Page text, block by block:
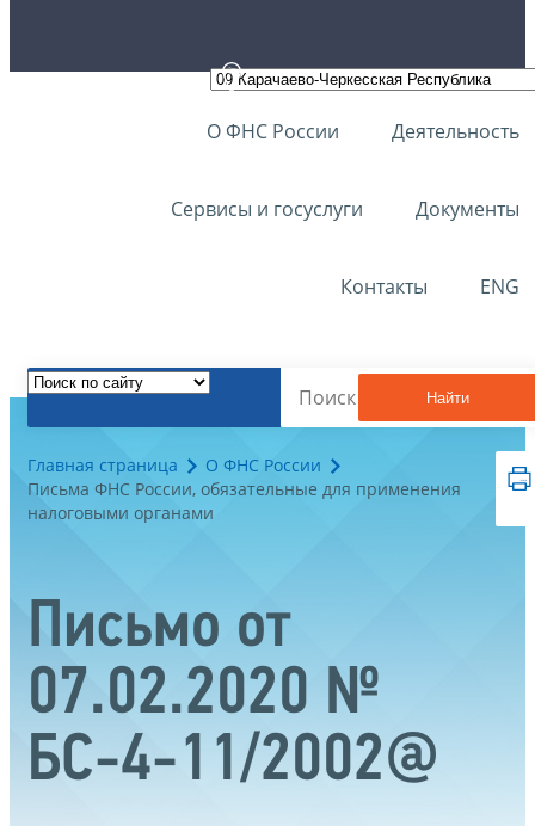
О ФНС России Деятельность
Сервисы и госуслуги Документы
Контакты ENG
Найти
Главная страница
О ФНС России
Письма ФНС России, обязательные для применения
налоговыми органами
Письмо от
07.02.2020 №
БС-4-11/2002@